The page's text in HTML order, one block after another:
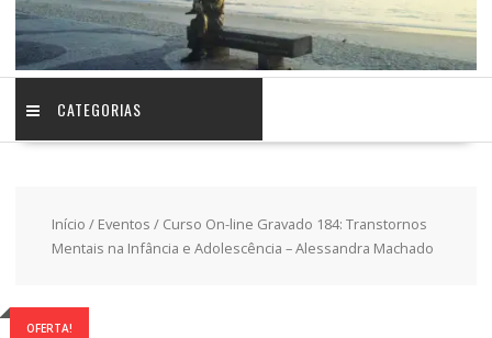
CATEGORIAS
Início / Eventos / Curso On-line Gravado 184: Transtornos
Mentais na Infância e Adolescência – Alessandra Machado
OFERTA!